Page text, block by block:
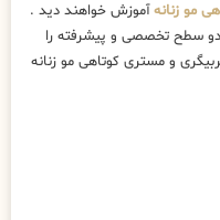
مو زنانهآموزش خواهند دید .
سطح تخصصی و پیشرفته را
و مستری کوتاهی مو زنانه